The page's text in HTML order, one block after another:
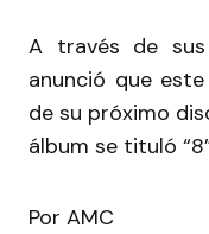
A través de
anunció que
de su próximo
álbum se tituló
Por AMC